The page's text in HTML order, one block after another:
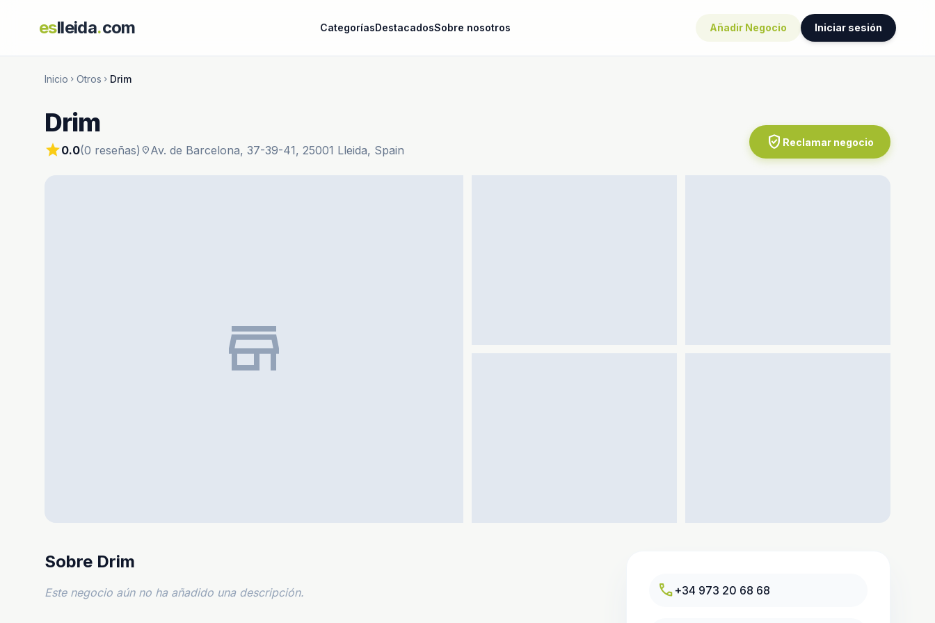
eslleida.com CategoríasDestacadosSobre nosotros Añadir Negocio Iniciar sesión
Inicio chevron_right Otros chevron_right Drim
Drim
star0.0(0 reseñas) location_onAv. de Barcelona, 37-39-41, 25001 Lleida, Spain verified_user Reclamar negocio
store
Sobre Drim
Este negocio aún no ha añadido una descripción. call +34 973 20 68 68